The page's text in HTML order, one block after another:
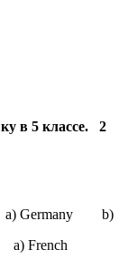
в 5 классе. 2
a) Germany b)
a) French